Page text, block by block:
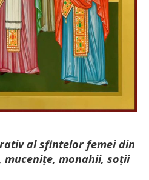
al sfintelor femei din
monahii, soții